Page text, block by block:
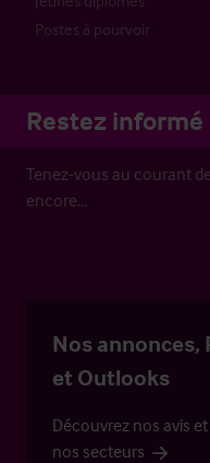
Postes à pourvoir
Restez informé
Tenez-vous au courant
encore…
Nos
et Outlooks
Découvrez nos avis
nos secteurs